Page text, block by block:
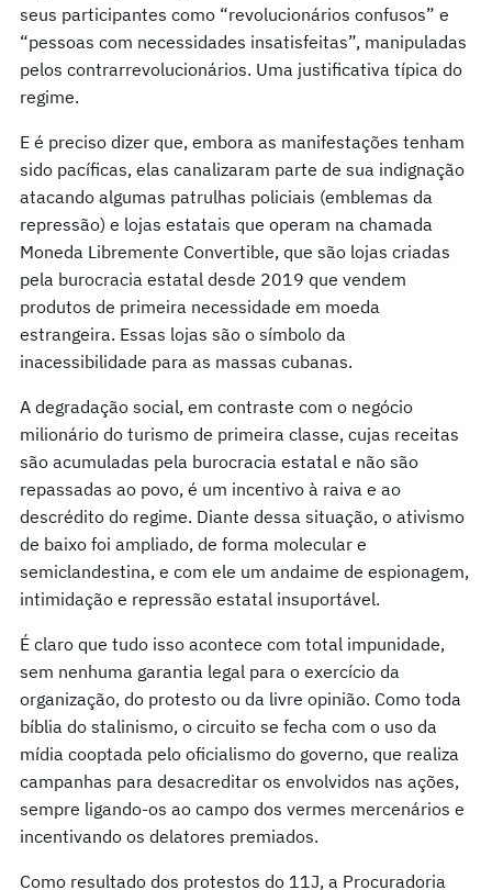
seus participantes como “revolucionários confusos” e
“pessoas com necessidades insatisfeitas”, manipuladas
pelos contrarrevolucionários. Uma justificativa típica do
regime.
E é preciso dizer que, embora as manifestações tenham
sido pacíficas, elas canalizaram parte de sua indignação
atacando algumas patrulhas policiais (emblemas da
repressão) e lojas estatais que operam na chamada
Moneda Libremente Convertible, que são lojas criadas
pela burocracia estatal desde 2019 que vendem
produtos de primeira necessidade em moeda
estrangeira. Essas lojas são o símbolo da
inacessibilidade para as massas cubanas.
A degradação social, em contraste com o negócio
milionário do turismo de primeira classe, cujas receitas
são acumuladas pela burocracia estatal e não são
repassadas ao povo, é um incentivo à raiva e ao
descrédito do regime. Diante dessa situação, o ativismo
de baixo foi ampliado, de forma molecular e
semiclandestina, e com ele um andaime de espionagem,
intimidação e repressão estatal insuportável.
É claro que tudo isso acontece com total impunidade,
sem nenhuma garantia legal para o exercício da
organização, do protesto ou da livre opinião. Como toda
bíblia do stalinismo, o circuito se fecha com o uso da
mídia cooptada pelo oficialismo do governo, que realiza
campanhas para desacreditar os envolvidos nas ações,
sempre ligando-os ao campo dos vermes mercenários e
incentivando os delatores premiados.
Como resultado dos protestos do 11J, a Procuradoria